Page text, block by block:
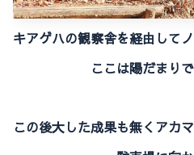
キアゲハの観察舎を経由して
ここは陽だまり
この後大した成果も無くアカ